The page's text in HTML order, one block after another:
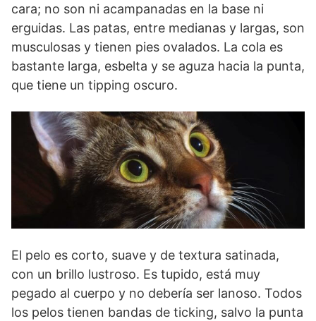
cara; no son ni acampanadas en la base ni
erguidas. Las patas, entre medianas y largas, son
musculosas y tienen pies ovalados. La cola es
bastante larga, esbelta y se aguza hacia la punta,
que tiene un tipping oscuro.
El pelo es corto, suave y de textura satinada,
con un brillo lustroso. Es tupido, está muy
pegado al cuerpo y no debería ser lanoso. Todos
los pelos tienen bandas de ticking, salvo la punta